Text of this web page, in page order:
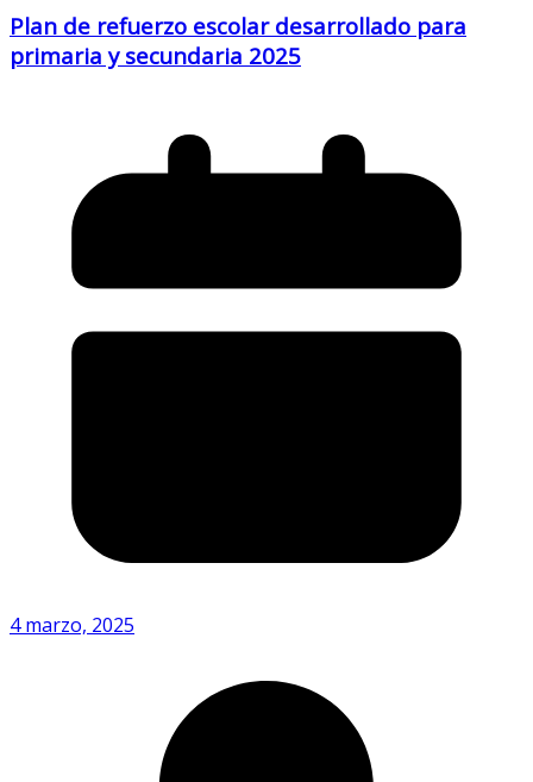
Plan de refuerzo escolar desarrollado para
primaria y secundaria 2025
4 marzo, 2025